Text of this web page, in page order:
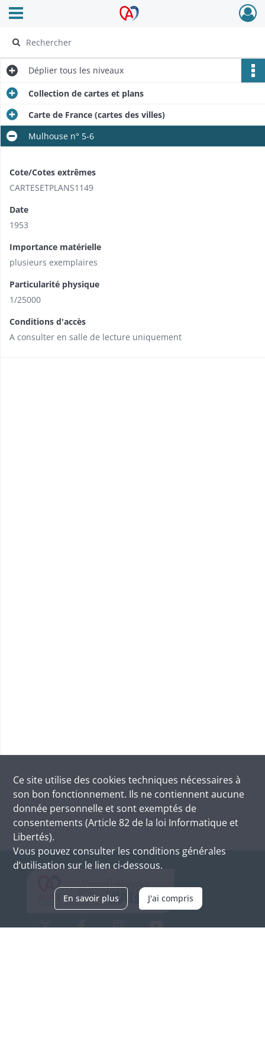
Archives Alsace - Colmar
Ouvrir le menu déroulant
Déplier tous les niveaux
Collection de cartes et plans
Carte de France (cartes des villes)
Mulhouse n° 5-6
Cote/Cotes extrêmes
CARTESETPLANS1149
Date
1953
Importance matérielle
plusieurs exemplaires
Particularité physique
1/25000
Conditions d'accès
A consulter en salle de lecture uniquement​
Ce site utilise des cookies techniques nécessaires à
son bon fonctionnement. Ils ne contiennent aucune
donnée personnelle et sont exemptés de
consentements (Article 82 de la loi Informatique et
Libertés).
Vous pouvez consulter les conditions générales
d’utilisation sur le lien ci-dessous.
En savoir plus J'ai compris